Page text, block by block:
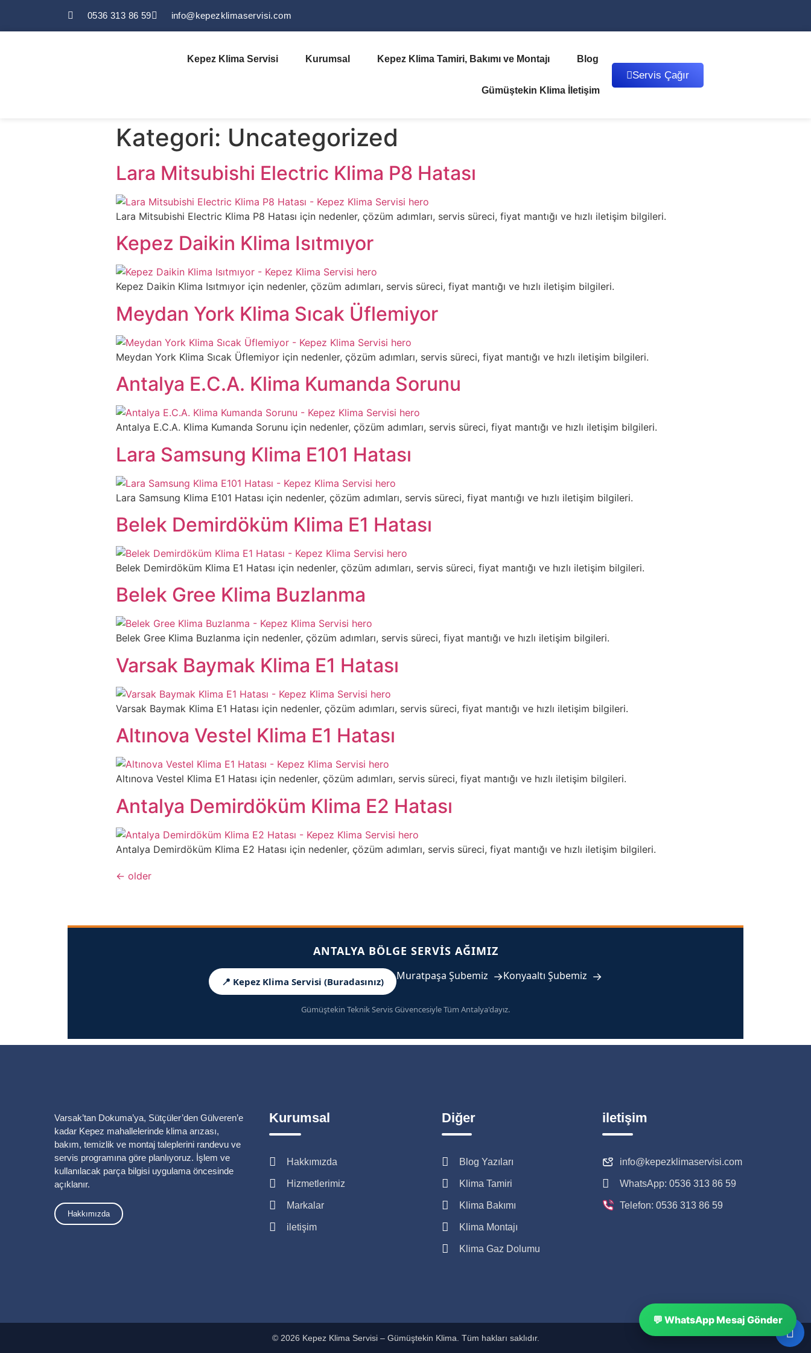
0536 313 86 59 info@kepezklimaservisi.com
Kepez Klima Servisi Kurumsal Kepez Klima Tamiri, Bakımı ve Montajı Blog
Gümüştekin Klima İletişim
Servis Çağır
Kategori: Uncategorized
Lara Mitsubishi Electric Klima P8 Hatası
Lara Mitsubishi Electric Klima P8 Hatası için nedenler, çözüm adımları, servis süreci, fiyat mantığı ve hızlı iletişim bilgileri.
Kepez Daikin Klima Isıtmıyor
Kepez Daikin Klima Isıtmıyor için nedenler, çözüm adımları, servis süreci, fiyat mantığı ve hızlı iletişim bilgileri.
Meydan York Klima Sıcak Üflemiyor
Meydan York Klima Sıcak Üflemiyor için nedenler, çözüm adımları, servis süreci, fiyat mantığı ve hızlı iletişim bilgileri.
Antalya E.C.A. Klima Kumanda Sorunu
Antalya E.C.A. Klima Kumanda Sorunu için nedenler, çözüm adımları, servis süreci, fiyat mantığı ve hızlı iletişim bilgileri.
Lara Samsung Klima E101 Hatası
Lara Samsung Klima E101 Hatası için nedenler, çözüm adımları, servis süreci, fiyat mantığı ve hızlı iletişim bilgileri.
Belek Demirdöküm Klima E1 Hatası
Belek Demirdöküm Klima E1 Hatası için nedenler, çözüm adımları, servis süreci, fiyat mantığı ve hızlı iletişim bilgileri.
Belek Gree Klima Buzlanma
Belek Gree Klima Buzlanma için nedenler, çözüm adımları, servis süreci, fiyat mantığı ve hızlı iletişim bilgileri.
Varsak Baymak Klima E1 Hatası
Varsak Baymak Klima E1 Hatası için nedenler, çözüm adımları, servis süreci, fiyat mantığı ve hızlı iletişim bilgileri.
Altınova Vestel Klima E1 Hatası
Altınova Vestel Klima E1 Hatası için nedenler, çözüm adımları, servis süreci, fiyat mantığı ve hızlı iletişim bilgileri.
Antalya Demirdöküm Klima E2 Hatası
Antalya Demirdöküm Klima E2 Hatası için nedenler, çözüm adımları, servis süreci, fiyat mantığı ve hızlı iletişim bilgileri.
← older
ANTALYA BÖLGE SERVIS AĞIMIZ
📍 Kepez Klima Servisi (Buradasınız) Muratpaşa Şubemiz →Konyaaltı Şubemiz →
Gümüştekin Teknik Servis Güvencesiyle Tüm Antalya'dayız.
Varsak’tan Dokuma’ya, Sütçüler’den Gülveren’e
kadar Kepez mahallelerinde klima arızası,
bakım, temizlik ve montaj taleplerini randevu ve
servis programına göre planlıyoruz. İşlem ve
kullanılacak parça bilgisi uygulama öncesinde
açıklanır.
Hakkımızda
Kurumsal
Hakkımızda
Hizmetlerimiz
Markalar
iletişim
Diğer
Blog Yazıları
Klima Tamiri
Klima Bakımı
Klima Montajı
Klima Gaz Dolumu
iletişim
info@kepezklimaservisi.com
WhatsApp: 0536 313 86 59
Telefon: 0536 313 86 59
© 2026 Kepez Klima Servisi – Gümüştekin Klima. Tüm hakları saklıdır.
💬 WhatsApp Mesaj Gönder